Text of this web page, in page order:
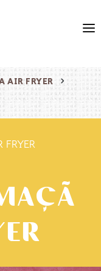
AIR FRYER
FRYER